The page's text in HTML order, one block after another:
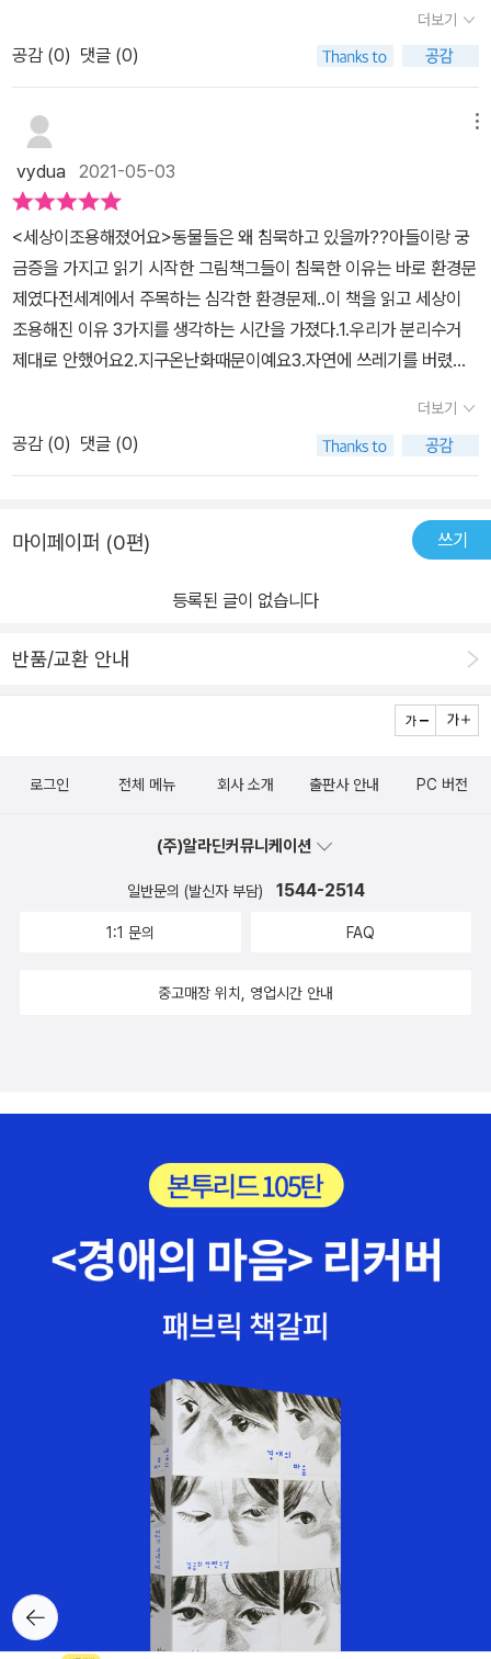
의 모습이 계속 이어진다. 그들은 모두 눈을 감고 있고 제목처럼 '조
용'하다. 그러나 그들은 소리없는 비명을 지르고 있는 것일테다. 그리
해시태그와 관련된 기후관련 등교거부 운동이 스치듯 언급되어 있
다. 아이들과 그레타 툰베리에 관한 책을 함께 읽어도 좋을 듯 하다. ​
이 모든 일을 시작한 새가 왜 노래를 멈추게 되었는지는 이야기의 끝
에 이르러서야 밝혀진다. 노래를 '안한' 것인지, '못한' 것인지의 차이
라고 할까. ( 정확한 이유는 책 속에서 확인하시길. ) 어떻게 보면 의
도하지 않았던 '항의' 였을지 모르지만, 그 작은 영향은 지구 곳곳으로
퍼져갔다. 아마도 이 책을 읽는 우리들에게도 말이다. ​
용한 이유로 동물들이 사라졌거나, 반대로 사람들이 사라져서 라는
대답이 나왔어요.과연 어떤 이야기를 담고 있을지 궁금해져요.​​ ​새 한
마리가 노래를 멈추면서 시작된....강아지도 짖지 않고, 하늘을 윙윙
거리며 날아다니던 곤충들도 날지 않아요.보름달이 환하게 비추는 날
에도 늑대는 울지 않고요.​대체 동물들에게 무슨 일이 생긴걸까요?​​서
로 약속이라도 한 듯 모두 잘 움직이지도, 소리내지도 않는 동물들이
에요.수많은 동물들과 어우러져 사는 사람들도 이제 예전같지 않아
보여요.​ ​ 그렇게 조용해진 온 세상...
동물들은 사람들에게 어떤 말을 하고 싶었을까요?정말 생각지도 못
한 반전과 그 이유에 처음에는 놀라웠는데 갈수록 공감되고, 행동들
이 이해되었어요.적은 글밥과 달리 담고 있는 강렬한 메세지와 엔딩
이 참 인상깊어요.​​​⁠⁠⁠우리가 살고 있는 지구는 인간들만의 것이 아닌걸
요.지구와 환경을 위한 기념일이 있지만, 이 또한 대다수의 사람들이
얼마나 일상에서 잘 인식하고 있을지..왠지 잘 모르는 사람들이 더 많
놓여진 현실을 바라볼 필요가 있겠어요.​무심코 했던 우리들의 안일한
태도와 습관이앞으로의 지구를 더 아파할 수 있다는 사실을 잊지 않
우리의 관심과 노력으로 바로 잡아주어야 할 것이에요.아이들의 그림
책에서 어른인 저 또한 많이 느끼는 시간이었어요.​​​[출판사로부터 도
더보기
공감 (0) 댓글 (0)
vydua 2021-05-03
<세상이조용해졌어요>동물들은 왜 침묵하고 있을까??아들이랑 궁
금증을 가지고 읽기 시작한 그림책그들이 침묵한 이유는 바로 환경문
제였다전세계에서 주목하는 심각한 환경문제..이 책을 읽고 세상이
조용해진 이유 3가지를 생각하는 시간을 가졌다.1.우리가 분리수거
제대로 안했어요2.지구온난화때문이예요3.자연에 쓰레기를 버렸어
더보기
공감 (0) 댓글 (0)
마이페이퍼 (0편) 쓰기
등록된 글이 없습니다
반품/교환 안내
뒤로가
기
로그인 전체 메뉴 회사 소개 출판사 안내 PC 버전
(주)알라딘커뮤니케이션
일반문의 (발신자 부담) 1544-2514
1:1 문의 FAQ
중고매장 위치, 영업시간 안내